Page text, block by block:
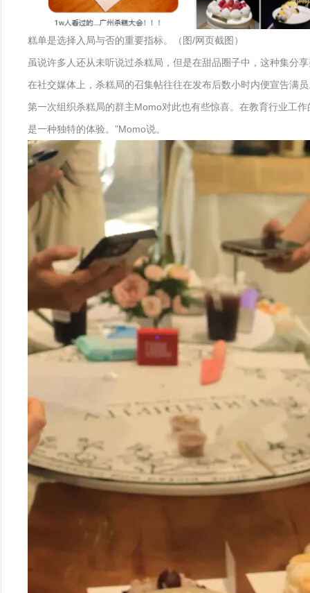
糕单是选择入局与否的重要指标。（图/网页截图）
虽说许多人还从未听说过杀糕局，但是在甜品圈子中，这种集分
在社交媒体上，杀糕局的召集帖往往在发布后数小时内便宣告满
第一次组织杀糕局的群主Momo对此也有些惊喜。在教育行业工
是一种独特的体验。”Momo说。